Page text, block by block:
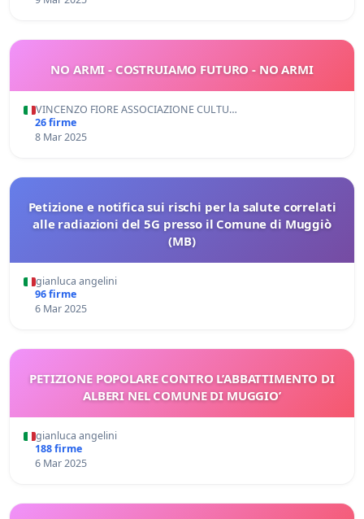
NO ARMI - COSTRUIAMO FUTURO - NO ARMI
VINCENZO FIORE ASSOCIAZIONE CULTU…
26 firme
8 Mar 2025
Petizione e notifica sui rischi per la salute correlati
alle radiazioni del 5G presso il Comune di Muggiò
(MB)
gianluca angelini
96 firme
6 Mar 2025
PETIZIONE POPOLARE CONTRO L’ABBATTIMENTO DI
ALBERI NEL COMUNE DI MUGGIO’
gianluca angelini
188 firme
6 Mar 2025